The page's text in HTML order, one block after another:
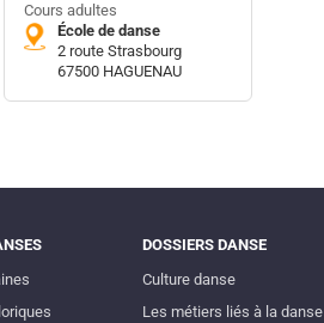
Cours adultes
École de danse
2 route Strasbourg
67500 HAGUENAU
DOSSIERS DANSE
Culture danse
Les métiers liés à la danse